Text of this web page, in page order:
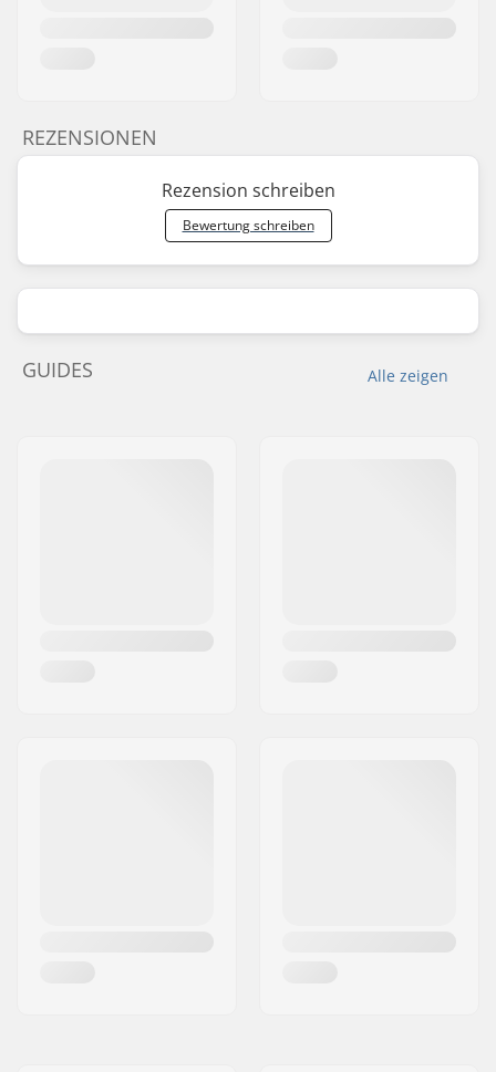
REZENSIONEN
Rezension schreiben
Bewertung schreiben
Alle zeigen
GUIDES